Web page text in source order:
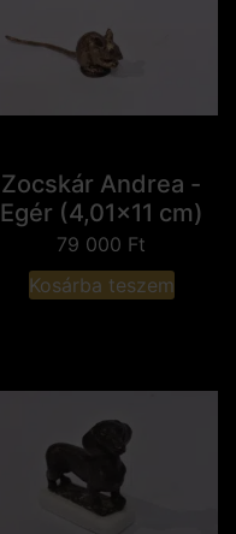
Zocskár Andrea -
Egér (4,01x11 cm)
79 000 Ft
Kosárba teszem